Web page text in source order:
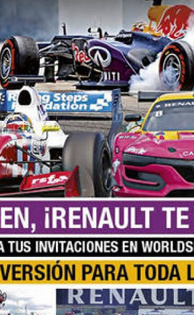
Montaña
Todo Terrenos
Regional
Dakar
Formula 1
Internacional
Nacional
Regional